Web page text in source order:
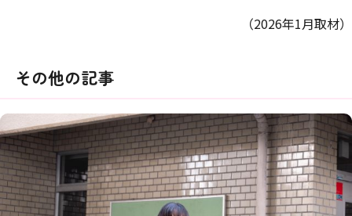
（2026年1月取材）
その他の記事